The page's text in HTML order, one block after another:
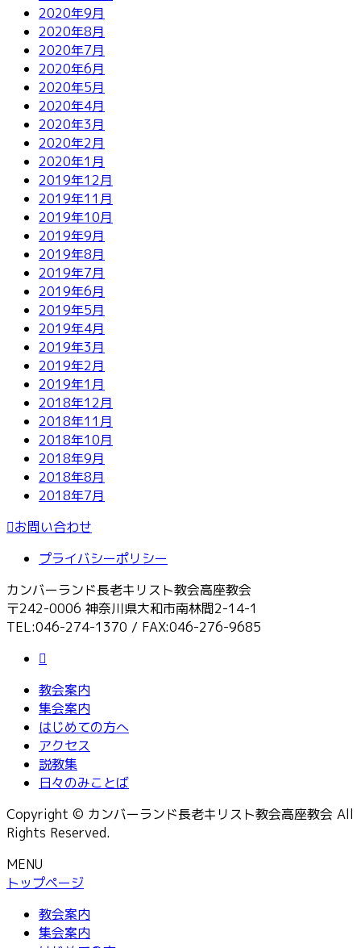
2020年9月
2020年8月
2020年7月
2020年6月
2020年5月
2020年4月
2020年3月
2020年2月
2020年1月
2019年12月
2019年11月
2019年10月
2019年9月
2019年8月
2019年7月
2019年6月
2019年5月
2019年4月
2019年3月
2019年2月
2019年1月
2018年12月
2018年11月
2018年10月
2018年9月
2018年8月
2018年7月
お問い合わせ
プライバシーポリシー
カンバーランド長老キリスト教会高座教会
〒242-0006 神奈川県大和市南林間2-14-1
TEL:046-274-1370 / FAX:046-276-9685
教会案内
集会案内
はじめての方へ
アクセス
説教集
日々のみことば
Copyright © カンバーランド長老キリスト教会高座教会 All
Rights Reserved.
MENU
トップページ
教会案内
集会案内